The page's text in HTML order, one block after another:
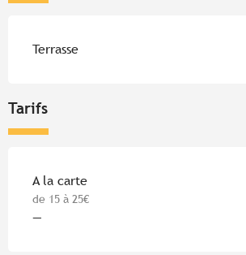
Terrasse
Tarifs
Tarifs 2026
A la carte
de 15 à 25€
—